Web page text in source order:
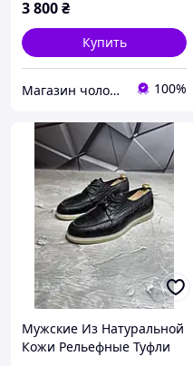
3 800₴
Купить
Магазин чоловічого взуття Bims.shoes 100%
Мужские Из Натуральной
Кожи Рельефные Туфли